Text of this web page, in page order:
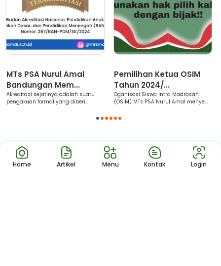
MTs PSA Nurul Amal
Bandungan Mem...
Akreditasi sejatinya adalah suatu
pengakuan formal yang diberi...
Pemilihan Ketua OSIM
Tahun 2024/...
Oganisasi Siswa Intra Madrasah
(OSIM) MTs PSA Nurul Amal menye...
6
Download App
Home Artikel Menu Kontak Login